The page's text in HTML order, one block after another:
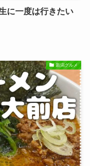
に一度は行きたい
新潟グルメ